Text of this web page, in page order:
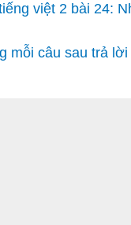
việt 2 bài 24:
mỗi câu sau trả